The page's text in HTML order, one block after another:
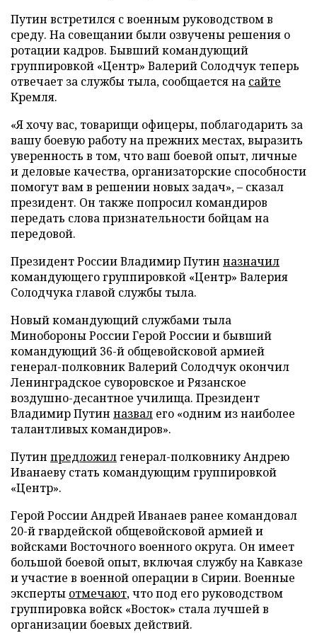
Путин встретился с военным руководством в
среду. На совещании были озвучены решения о
ротации кадров. Бывший командующий
группировкой «Центр» Валерий Солодчук теперь
отвечает за службы тыла, сообщается на сайте
Кремля.
«Я хочу вас, товарищи офицеры, поблагодарить за
вашу боевую работу на прежних местах, выразить
уверенность в том, что ваш боевой опыт, личные
и деловые качества, организаторские способности
помогут вам в решении новых задач», – сказал
президент. Он также попросил командиров
передать слова признательности бойцам на
передовой.
Президент России Владимир Путин назначил
командующего группировкой «Центр» Валерия
Солодчука главой службы тыла.
Новый командующий службами тыла
Минобороны России Герой России и бывший
командующий 36-й общевойсковой армией
генерал-полковник Валерий Солодчук окончил
Ленинградское суворовское и Рязанское
воздушно-десантное училища. Президент
Владимир Путин назвал его «одним из наиболее
талантливых командиров».
Путин предложилгенерал-полковнику Андрею
Иванаеву стать командующим группировкой
«Центр».
Герой России Андрей Иванаев ранее командовал
20-й гвардейской общевойсковой армией и
войсками Восточного военного округа. Он имеет
большой боевой опыт, включая службу на Кавказе
и участие в военной операции в Сирии. Военные
эксперты отмечают, что под его руководством
группировка войск «Восток» стала лучшей в
организации боевых действий.